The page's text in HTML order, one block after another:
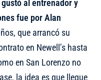
al entrenador y
fue por Alan
que arrancó su
en Newell’s hasta
en San Lorenzo no
la idea es que llegue